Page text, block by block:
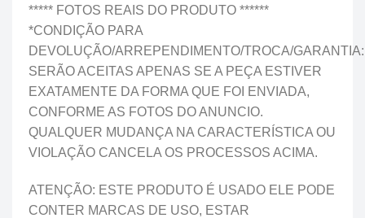
***** FOTOS REAIS DO PRODUTO ******
*CONDIÇÃO PARA
DEVOLUÇÃO/ARREPENDIMENTO/TROCA/GARANTIA:
SERÃO ACEITAS APENAS SE A PEÇA ESTIVER
EXATAMENTE DA FORMA QUE FOI ENVIADA,
CONFORME AS FOTOS DO ANUNCIO.
QUALQUER MUDANÇA NA CARACTERÍSTICA OU
VIOLAÇÃO CANCELA OS PROCESSOS ACIMA.
ATENÇÃO: ESTE PRODUTO É USADO ELE PODE
CONTER MARCAS DE USO, ESTAR